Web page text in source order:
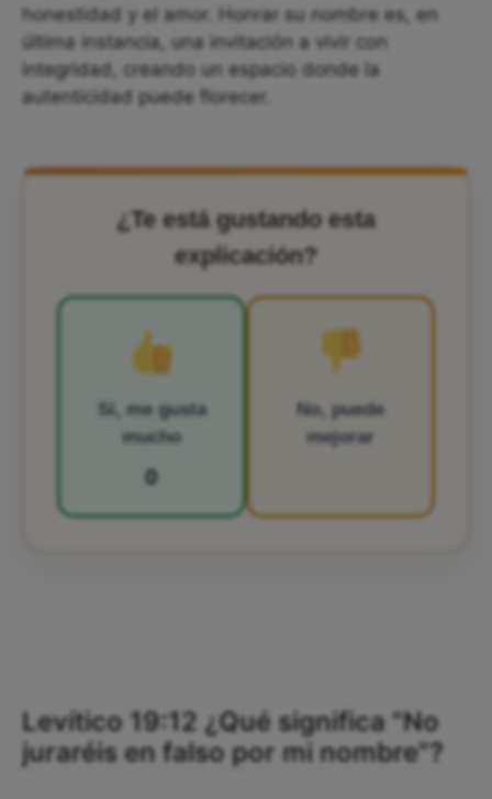
honestidad y el amor. Honrar su nombre es, en
última instancia, una invitación a vivir con
integridad, creando un espacio donde la
autenticidad puede florecer.
¿Te está gustando esta
explicación?
Sí, me gusta
mucho
0
No, puede
mejorar
Levítico 19:12 ¿Qué significa "No
juraréis en falso por mi nombre"?